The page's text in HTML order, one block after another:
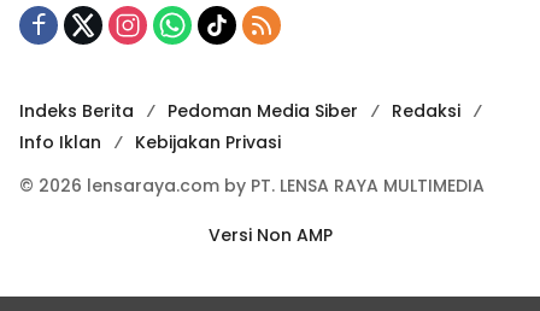
Indeks Berita Pedoman Media Siber
Redaksi
Info Iklan
Kebijakan Privasi
© 2026 lensaraya.com by PT. LENSA RAYA MULTIMEDIA
Versi Non AMP